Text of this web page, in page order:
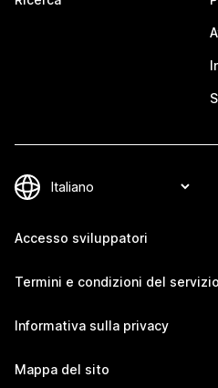
Accesso sviluppatori
Termini e condizioni del servizio
Informativa sulla privacy
Mappa del sito